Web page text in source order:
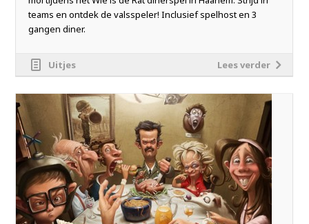
teams en ontdek de valsspeler! Inclusief spelhost en 3
gangen diner.
Lees verder
Uitjes